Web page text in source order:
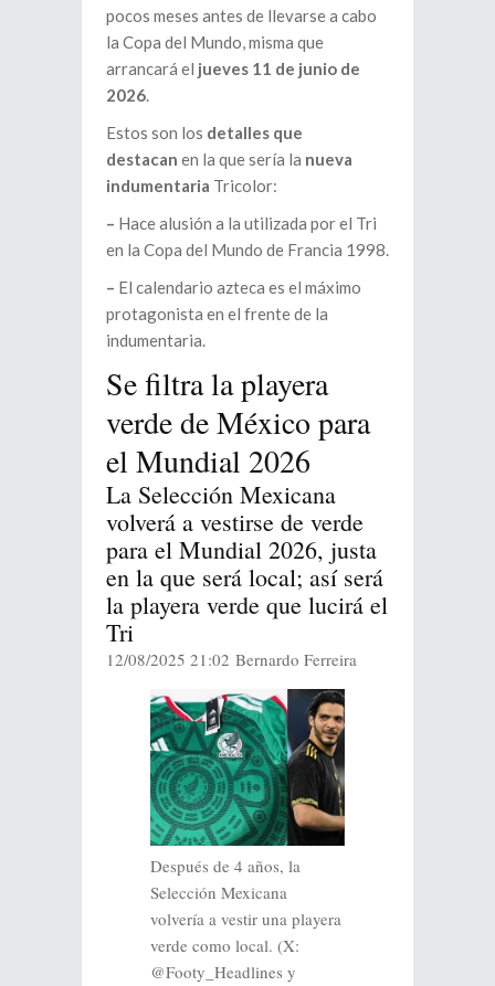
pocos meses antes de llevarse a cabo
la Copa del Mundo, misma que
arrancará el jueves 11 de junio de
2026.
Estos son los detalles que
destacan en la que sería la nueva
indumentaria Tricolor:
– Hace alusión a la utilizada por el Tri
en la Copa del Mundo de Francia 1998.
– El calendario azteca es el máximo
protagonista en el frente de la
indumentaria.
Se filtra la playera
verde de México para
el Mundial 2026
La Selección Mexicana
volverá a vestirse de verde
para el Mundial 2026, justa
en la que será local; así será
la playera verde que lucirá el
Tri
12/08/2025 21:02 Bernardo Ferreira
Después de 4 años, la
Selección Mexicana
volvería a vestir una playera
verde como local. (X:
@Footy_Headlines y